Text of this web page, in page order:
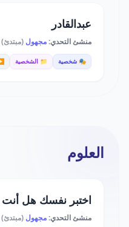
عبدالقادر
منشئ التحدي:مجهول (مبتدئ)
🎭 شخصية 📁 الشخصية ▶️
العلوم
اختبر نفسك هل
منشئ التحدي:مجهول (مبتدئ)